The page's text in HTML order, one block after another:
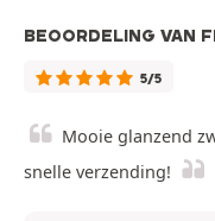
BEOORDELING VAN
5/5
Mooie glanzend
snelle verzending!